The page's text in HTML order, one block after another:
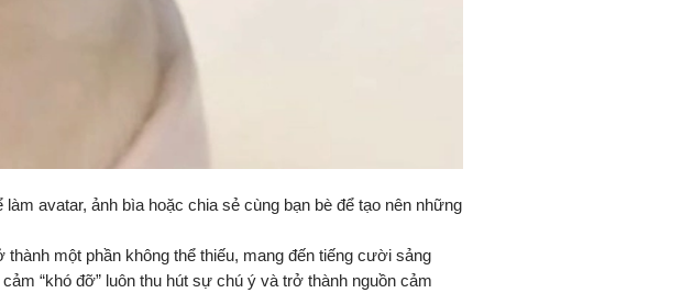
avatar, ảnh bìa hoặc chia sẻ cùng bạn bè để tạo nên những
một phần không thể thiếu, mang đến tiếng cười sảng
“khó đỡ” luôn thu hút sự chú ý và trở thành nguồn cảm